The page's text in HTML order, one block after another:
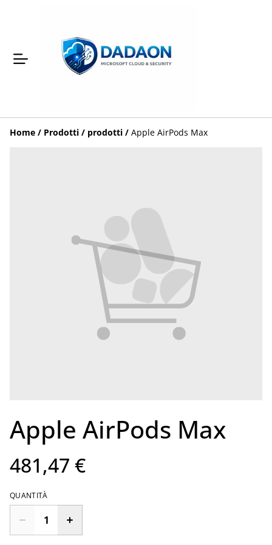
Home / Prodotti / prodotti / Apple AirPods Max
Apple AirPods Max
481,47 €
QUANTITÀ